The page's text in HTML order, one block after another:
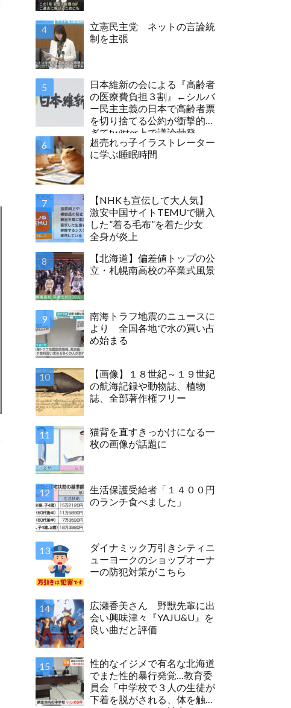
立憲民主党 ネットの言論統
制を主張
日本維新の会による『高齢者
の医療費負担３割』←シルバ
ー民主主義の日本で高齢者票
を切り捨てる公約が衝撃的す
ぎてtwitter上で議論勃発
超売れっ子イラストレーター
に学ぶ睡眠時間
【NHKも宣伝して大人気】
激安中国サイトTEMUで購入
した”着る毛布”を着た少女
全身が炎上
【北海道】偏差値トップの公
立・札幌南高校の卒業式風景
南海トラフ地震のニュースに
より 全国各地で水の買い占
め始まる
【画像】１８世紀～１９世紀
の航海記録や動物誌、植物
誌、全部著作権フリー
猫背を直すきっかけになる一
枚の画像が話題に
生活保護受給者「１４００円
のランチ食べました」
ダイナミック万引きシティニ
ューヨークのショップオーナ
ーの防犯対策がこちら
広瀬香美さん 野獣先輩に出
会い興味津々『YAJU&U』を
良い曲だと評価
性的なイジメで有名な北海道
でまた性的暴行発覚…教育委
員会「中学校で３人の生徒が
下着を脱がされる、体を触ら